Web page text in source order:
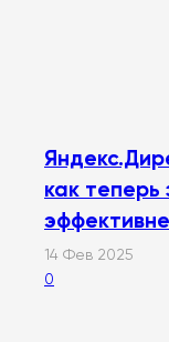
как теперь
14 Фев 2025
0